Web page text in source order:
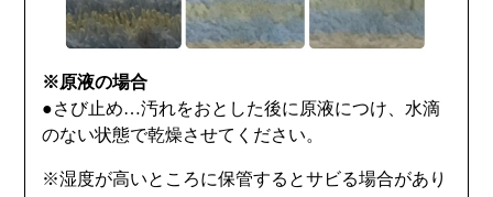
※原液の場合
●さび止め…汚れをおとした後に原液につけ、水滴
のない状態で乾燥させてください。
※湿度が高いところに保管するとサビる場合があり